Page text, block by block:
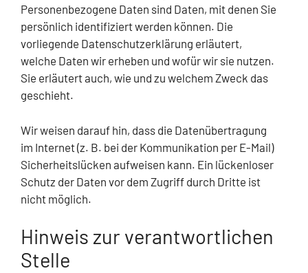
Personenbezogene Daten sind Daten, mit denen Sie
persönlich identifiziert werden können. Die
vorliegende Datenschutzerklärung erläutert,
welche Daten wir erheben und wofür wir sie nutzen.
Sie erläutert auch, wie und zu welchem Zweck das
geschieht.
Wir weisen darauf hin, dass die Datenübertragung
im Internet (z. B. bei der Kommunikation per E-Mail)
Sicherheitslücken aufweisen kann. Ein lückenloser
Schutz der Daten vor dem Zugriff durch Dritte ist
nicht möglich.
Hinweis zur verantwortlichen
Stelle